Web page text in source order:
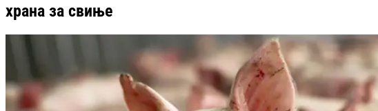
храна за свиње